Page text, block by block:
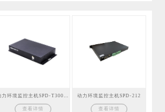
查看详情
动力环境监控主机SPD-212
查看详情